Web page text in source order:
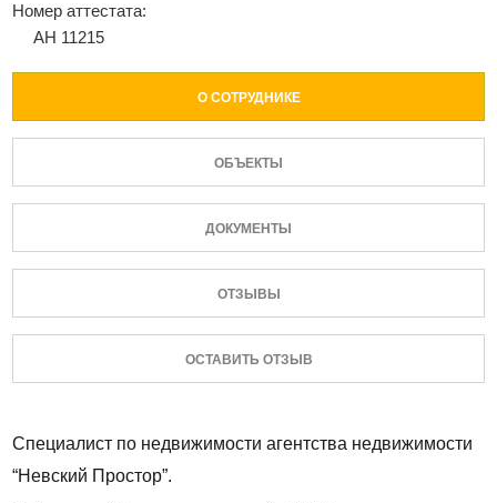
Номер аттестата:
АН 11215
О СОТРУДНИКЕ
ОБЪЕКТЫ
ДОКУМЕНТЫ
ОТЗЫВЫ
ОСТАВИТЬ ОТЗЫВ
Специалист по недвижимости агентства недвижимости
“Невский Простор”.